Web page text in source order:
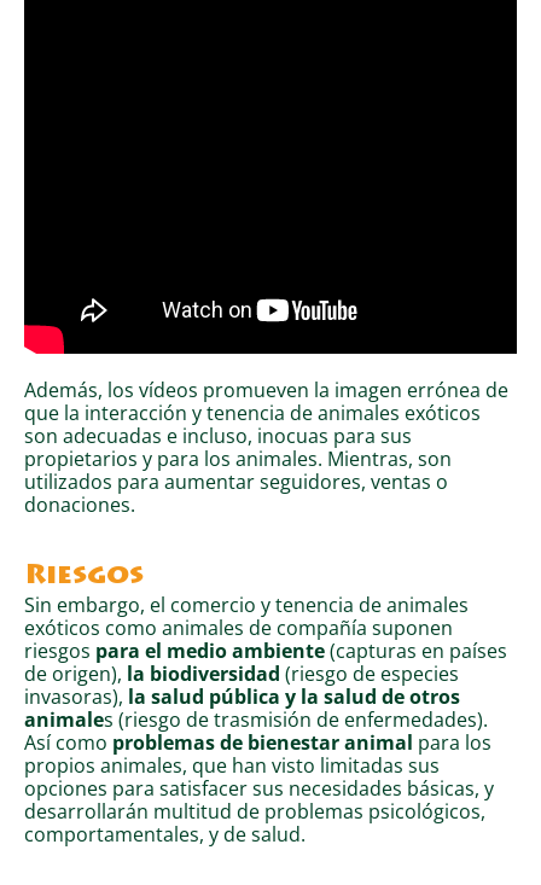
Además, los vídeos promueven la imagen errónea de
que la interacción y tenencia de animales exóticos
son adecuadas e incluso, inocuas para sus
propietarios y para los animales. Mientras, son
utilizados para aumentar seguidores, ventas o
donaciones.
Riesgos
Sin embargo, el comercio y tenencia de animales
exóticos como animales de compañía suponen
riesgos para el medio ambiente(capturas en países
de origen), la biodiversidad (riesgo de especies
invasoras), la salud pública y la salud de otros
animales (riesgo de trasmisión de enfermedades).
Así como problemas de bienestar animal para los
propios animales, que han visto limitadas sus
opciones para satisfacer sus necesidades básicas, y
desarrollarán multitud de problemas psicológicos,
comportamentales, y de salud.